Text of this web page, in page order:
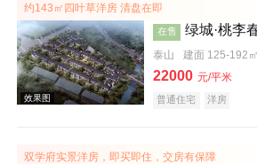
效果图
约143㎡四叶草洋房 清盘在即
在售 绿城·桃李
泰山 建面 125-192㎡
22000 元/平米
普通住宅 洋房
双学府实景洋房，即买即住，交房有保障